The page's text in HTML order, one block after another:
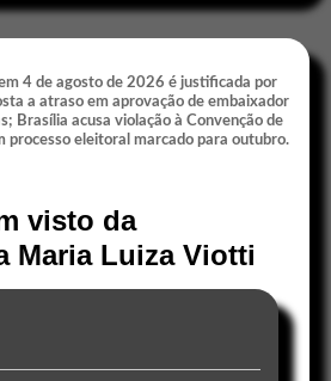
visto da
Maria Luiza Viotti